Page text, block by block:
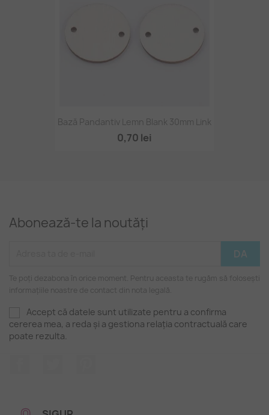
Bază Pandantiv Lemn Blank 30mm Link
0,70 lei
Abonează-te la noutăți
Te poți dezabona în orice moment. Pentru aceasta te rugăm să folosești
informațiile noastre de contact din nota legală.
Accept că datele sunt utilizate pentru a confirma
cererea mea, a reda și a gestiona relația contractuală care
poate rezulta.